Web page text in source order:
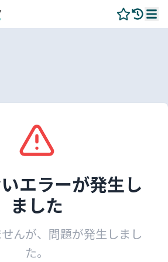
エラーが発生し
ました
んが、問題が発生しまし
た。